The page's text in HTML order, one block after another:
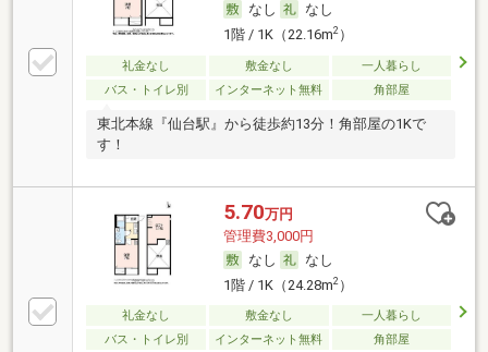
なし
なし
1階 / 1K（22.16m2）
礼金なし 敷金なし
一人暮らし
バス・トイレ別
インターネット無料 角部屋
東北本線『仙台駅』から徒歩約13分！角部屋の1Kで
す！
5.70万円
管理費3,000円
なし
なし
1階 / 1K（24.28m2）
礼金なし 敷金なし
一人暮らし
バス・トイレ別
インターネット無料 角部屋